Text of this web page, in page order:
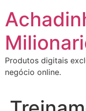
para
conteúdo
Produtos digitais
negócio online.